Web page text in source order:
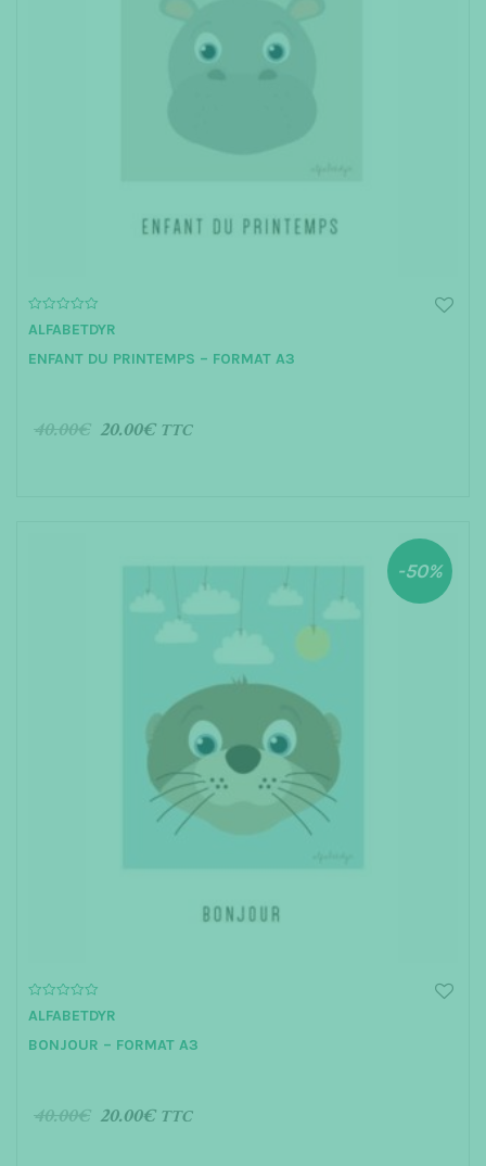
o
t
ALFABETDYR
ENFANT DU PRINTEMPS – FORMAT A3
40.00€ 20.00€ TTC
-50%
0
o
t
ALFABETDYR
BONJOUR – FORMAT A3
40.00€ 20.00€ TTC